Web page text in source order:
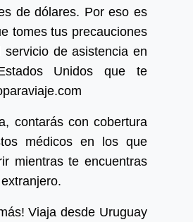
de dólares. Por eso es
tomes tus precauciones
servicio de asistencia en
Unidos que te
contarás con cobertura
médicos en los que
mientras te encuentras
Viaja desde Uruguay